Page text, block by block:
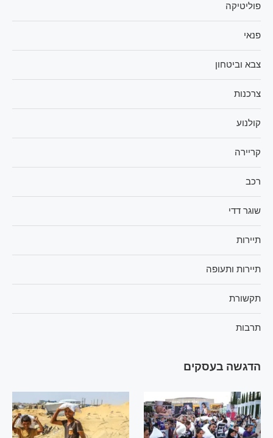
פוליטיקה
פנאי
צבא וביטחון
צרכנות
קולנוע
קריירה
רכב
שוגר דדי
תיירות
תיירות ותעופה
תקשורת
תרבות
הדגשה בעסקים